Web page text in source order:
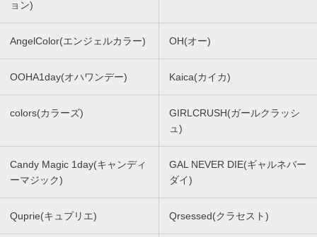
ョン)
AngelColor(エンジェルカラー) OH(オー)
OOHA1day(オハワンデー) Kaica(カイカ)
colors(カラーズ)
GIRLCRUSH(ガールクラッシ
ュ)
Candy Magic 1day(キャンディ
ーマジック)
GAL NEVER DIE(ギャルネバー
ダイ)
Quprie(キュプリエ) Qrsessed(クラセスト)